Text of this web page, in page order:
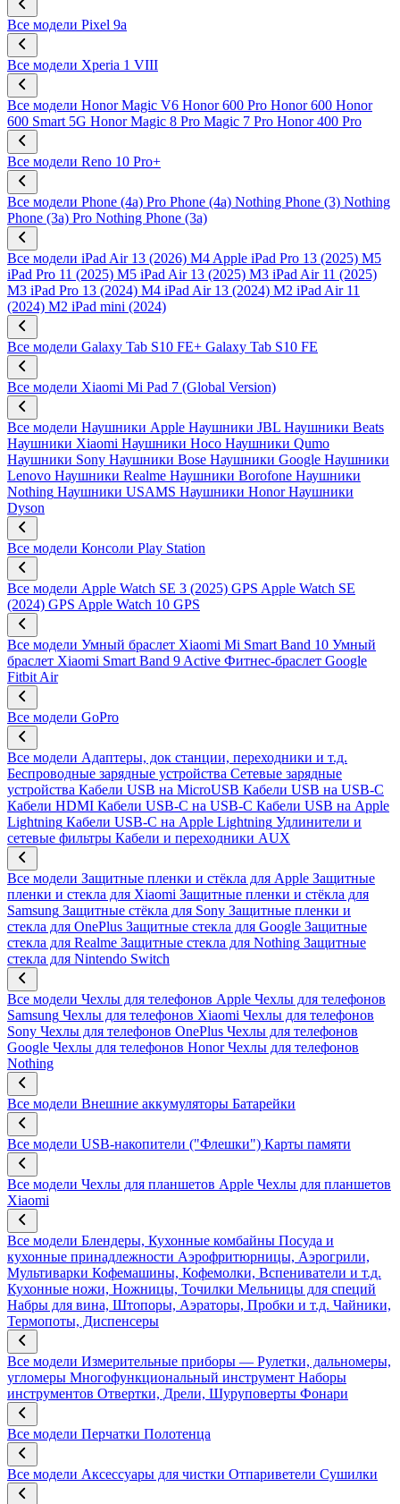
Все модели Pixel 9a
Все модели Xperia 1 VIII
Все модели Honor Magic V6 Honor 600 Pro Honor 600 Honor
600 Smart 5G Honor Magic 8 Pro Magic 7 Pro Honor 400 Pro
Все модели Reno 10 Pro+
Все модели Phone (4a) Pro Phone (4a) Nothing Phone (3) Nothing
Phone (3a) Pro Nothing Phone (3a)
Все модели iPad Air 13 (2026) M4 Apple iPad Pro 13 (2025) M5
iPad Pro 11 (2025) M5 iPad Air 13 (2025) M3 iPad Air 11 (2025)
M3 iPad Pro 13 (2024) M4 iPad Air 13 (2024) M2 iPad Air 11
(2024) M2 iPad mini (2024)
Все модели Galaxy Tab S10 FE+ Galaxy Tab S10 FE
Все модели Xiaomi Mi Pad 7 (Global Version)
Все модели Наушники Apple Наушники JBL Наушники Beats
Наушники Xiaomi Наушники Hoco Наушники Qumo
Наушники Sony Наушники Bose Наушники Google Наушники
Lenovo Наушники Realme Наушники Borofone Наушники
Nothing Наушники USAMS Наушники Honor Наушники
Dyson
Все модели Консоли Play Station
Все модели Apple Watch SE 3 (2025) GPS Apple Watch SE
(2024) GPS Apple Watch 10 GPS
Все модели Умный браслет Xiaomi Mi Smart Band 10 Умный
браслет Xiaomi Smart Band 9 Active Фитнес-браслет Google
Fitbit Air
Все модели GoPro
Все модели Адаптеры, док станции, переходники и т.д.
Беспроводные зарядные устройства Сетевые зарядные
устройства Кабели USB на MicroUSB Кабели USB на USB-C
Кабели HDMI Кабели USB-C на USB-C Кабели USB на Apple
Lightning Кабели USB-C на Apple Lightning Удлинители и
сетевые фильтры Кабели и переходники AUX
Все модели Защитные пленки и стёкла для Apple Защитные
пленки и стекла для Xiaomi Защитные пленки и стёкла для
Samsung Защитные стёкла для Sony Защитные пленки и
стекла для OnePlus Защитные стекла для Google Защитные
стекла для Realme Защитные стекла для Nothing Защитные
стекла для Nintendo Switch
Все модели Чехлы для телефонов Apple Чехлы для телефонов
Samsung Чехлы для телефонов Xiaomi Чехлы для телефонов
Sony Чехлы для телефонов OnePlus Чехлы для телефонов
Google Чехлы для телефонов Honor Чехлы для телефонов
Nothing
Все модели Внешние аккумуляторы Батарейки
Все модели USB-накопители ("Флешки") Карты памяти
Все модели Чехлы для планшетов Apple Чехлы для планшетов
Xiaomi
Все модели Блендеры, Кухонные комбайны Посуда и
кухонные принадлежности Аэрофритюрницы, Аэрогрили,
Мультиварки Кофемашины, Кофемолки, Вспениватели и т.д.
Кухонные ножи, Ножницы, Точилки Мельницы для специй
Набры для вина, Штопоры, Аэраторы, Пробки и т.д. Чайники,
Термопоты, Диспенсеры
Все модели Измерительные приборы — Рулетки, дальномеры,
угломеры Многофункциональный инструмент Наборы
инструментов Отвертки, Дрели, Шуруповерты Фонари
Все модели Перчатки Полотенца
Все модели Аксессуары для чистки Отпариветели Сушилки